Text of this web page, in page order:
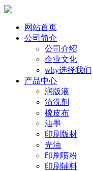
网站首页
公司简介
公司介绍
企业文化
why选择我们
产品中心
润版液
清洗剂
橡皮布
油墨
印刷版材
光油
印刷喷粉
印刷辅料